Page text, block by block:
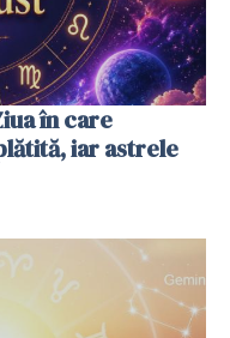
în care
iar astrele